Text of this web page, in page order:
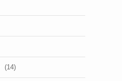
(14)